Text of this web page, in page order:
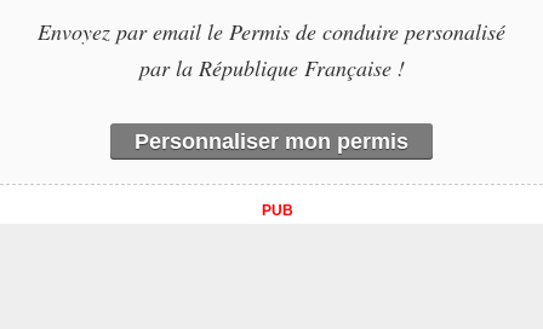
Envoyez par email le Permis de conduire personalisé
par la République Française !
Personnaliser mon permis
PUB